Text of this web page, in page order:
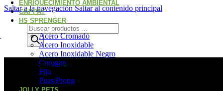
Saltar a la navegaciónSaltar al contenido principal
ENRIQUECIMIENTO AMBIENTAL
GAPPAY
HS SPRENGER
Acero Cromado
Acero Inoxidable
Acero Inoxidable Negro
Curogan
Fijo
Puas/Prong